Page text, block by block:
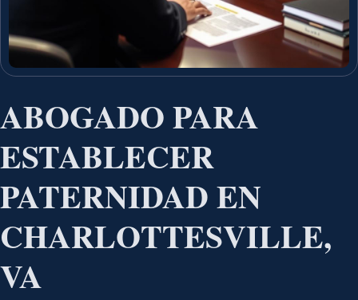
ABOGADO PARA
ESTABLECER
PATERNIDAD EN
CHARLOTTESVILLE,
VA